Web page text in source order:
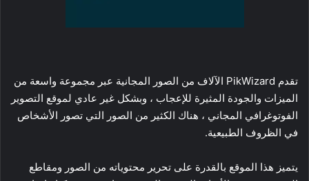
تقدم PikWizard الآلاف من الصور المجانية عبر مجموعة واسعة من
الميزات والجودة المثيرة للإعجاب ، وبشكل غير عادي لموقع التصوير
الفوتوغرافي المجاني ، هناك الكثير من الصور التي تصور الأشخاص
في الظروف الطبيعية.
يتميز هذا الموقع بالقدرة على تحرير محتوياته من الصور ومقاطع